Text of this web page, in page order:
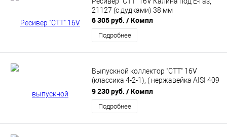
21127 (с дудками) 38 мм
6 305 руб. / Компл
Подробнее
Выпускной коллектор "СТТ" 16V
(классика 4-2-1), ( нержавейка AISI 409
)
9 230 руб. / Компл
Подробнее